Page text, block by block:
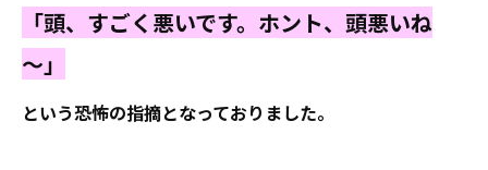
「頭、すごく悪いです。ホント、頭悪いね
～」
という恐怖の指摘となっておりました。